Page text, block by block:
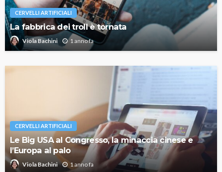
CERVELLI ARTIFICIALI
La fabbrica dei troll è tornata
Viola Bachini 1 anno fa
CERVELLI ARTIFICIALI
Le Big USA al Congresso, la minaccia cinese e
l’Europa al palo
Viola Bachini 1 anno fa